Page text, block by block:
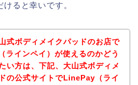
ると幸いです。
式ボディメイクパッドのお店で
ラインペイ）が使えるのかどう
い方は、下記、大山式ボディメ
の公式サイトでLinePay（ライ